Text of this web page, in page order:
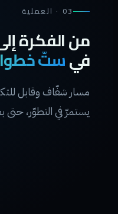
03 · العملية
من الفكرة
فيستّ
مسار شفّاف وقابل
يستمرّ في التطوّر،